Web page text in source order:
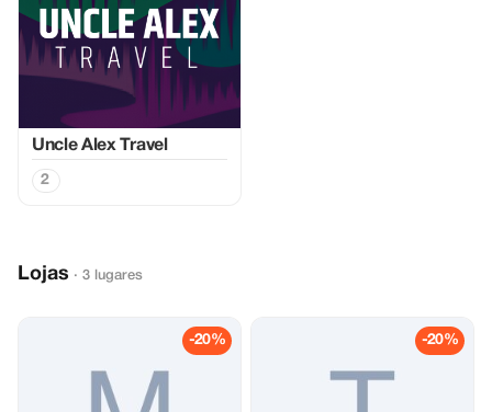
Uncle Alex Travel
2
Lojas · 3 lugares
-20% -20%